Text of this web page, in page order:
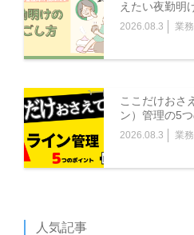
えたい夜勤明
2026.08.3 業務
ここだけおさ
ン）管理の5
2026.08.3 業務
人気記事